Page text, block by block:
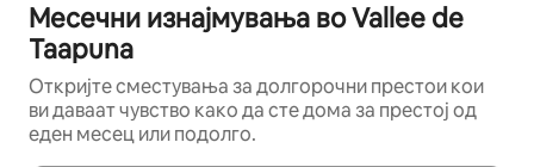
Месечни изнајмувања во Vallee de
Taapuna
Откријте сместувања за долгорочни престои кои
ви даваат чувство како да сте дома за престој од
еден месец или подолго.